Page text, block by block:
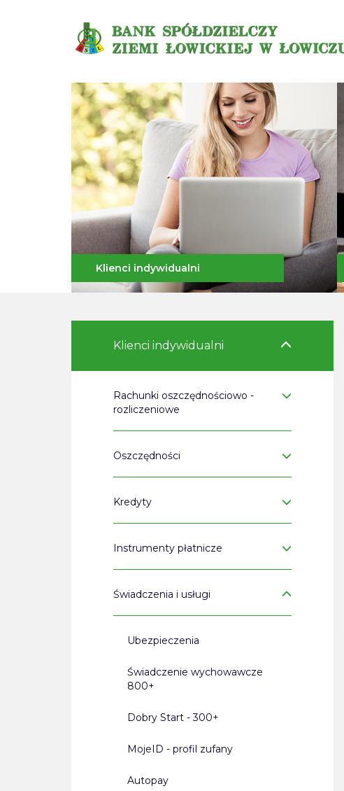
Klienci indywidualni
Klienci indywidualni
Rachunki oszczędnościowo -
rozliczeniowe
Oszczędności
Kredyty
Instrumenty płatnicze
Świadczenia i usługi
Ubezpieczenia
Świadczenie wychowawcze
800+
Dobry Start - 300+
MojeID - profil zufany
Autopay